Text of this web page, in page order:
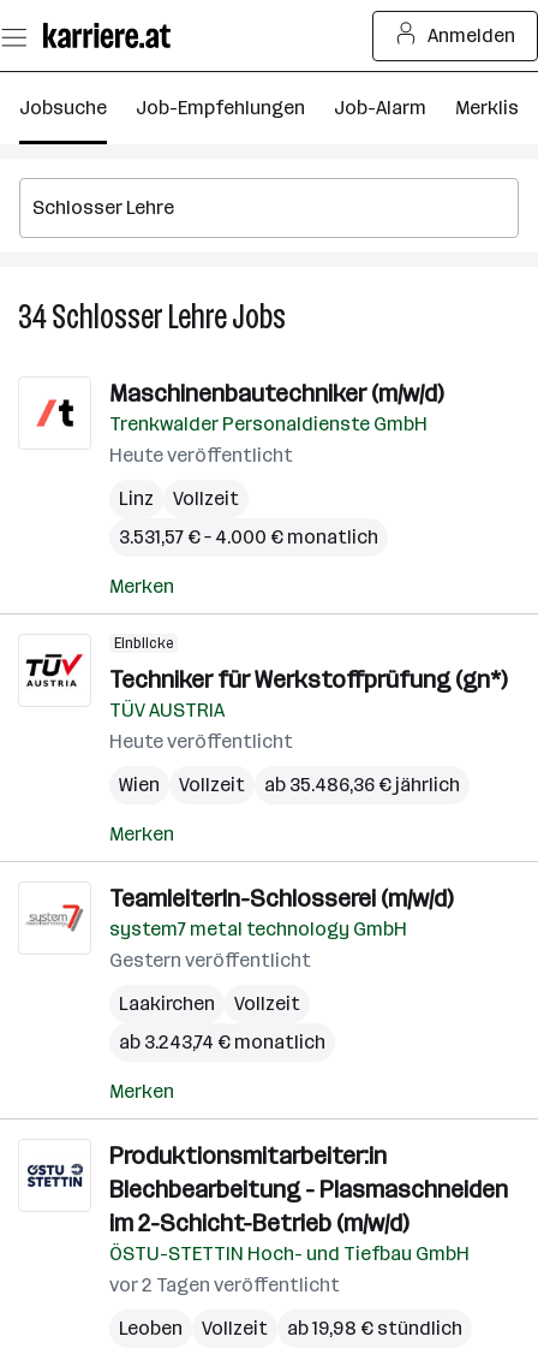
Seiteninhalt
springen
Anmelden
Jobsuche Job-Empfehlungen Job-Alarm Merkliste
34Schlosser LehreJobs
Jobs
Maschinenbautechniker (m/w/d)
Trenkwalder Personaldienste GmbH
Heute veröffentlicht
Linz
Vollzeit
3.531,57 € – 4.000 € monatlich
Merken
Einblicke
Techniker für Werkstoffprüfung (gn*)
TÜV AUSTRIA
Heute veröffentlicht
Wien
Vollzeit ab 35.486,36 € jährlich
Merken
TeamleiterIn-Schlosserei (m/w/d)
system7 metal technology GmbH
Gestern veröffentlicht
Laakirchen
Vollzeit
ab 3.243,74 € monatlich
Merken
Produktionsmitarbeiter:in
Blechbearbeitung - Plasmaschneiden
im 2-Schicht-Betrieb (m/w/d)
ÖSTU-STETTIN Hoch- und Tiefbau GmbH
vor 2 Tagen veröffentlicht
Leoben
Vollzeit ab 19,98 € stündlich